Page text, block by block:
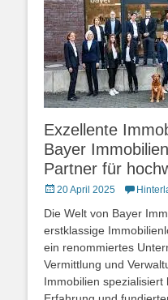
Exzellente
Bayer
Partner für
Posted
20 April 2025
Die Welt von Bayer
erstklassige
ein renommiertes
Vermittlung und
Immobilien